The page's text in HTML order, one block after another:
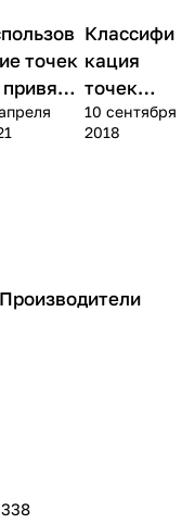
Практика
точек
и
Практика
Классифи
кация
точек
креплени
я на
10 сентября
2018
Производители